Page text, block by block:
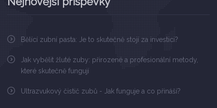
Bělící zubní pasta: Je to skutečně stojí za investici?
Jak vybělit žluté zuby: přirozené a profesionální metody,
které skutečně fungují
Ultrazvukový čistič zubů - Jak funguje a co přináší?